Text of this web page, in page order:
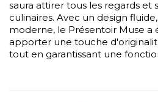
saura attirer tous les regards et
culinaires. Avec un design
moderne, le Présentoir Muse a
apporter une touche
tout en garantissant une